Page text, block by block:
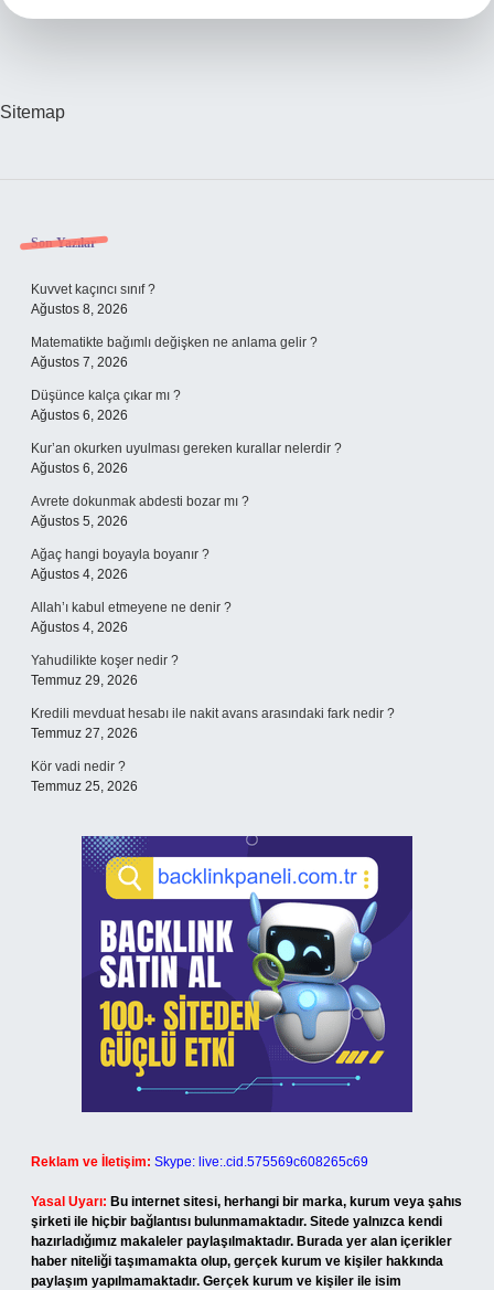
Sitemap
Sidebar
Son Yazılar
Kuvvet kaçıncı sınıf ?
Ağustos 8, 2026
Matematikte bağımlı değişken ne anlama gelir ?
Ağustos 7, 2026
Düşünce kalça çıkar mı ?
Ağustos 6, 2026
Kur’an okurken uyulması gereken kurallar nelerdir ?
Ağustos 6, 2026
Avrete dokunmak abdesti bozar mı ?
Ağustos 5, 2026
Ağaç hangi boyayla boyanır ?
Ağustos 4, 2026
Allah’ı kabul etmeyene ne denir ?
Ağustos 4, 2026
Yahudilikte koşer nedir ?
Temmuz 29, 2026
Kredili mevduat hesabı ile nakit avans arasındaki fark nedir ?
Temmuz 27, 2026
Kör vadi nedir ?
Temmuz 25, 2026
Reklam ve İletişim: Skype: live:.cid.575569c608265c69
Yasal Uyarı: Bu internet sitesi, herhangi bir marka, kurum veya şahıs
şirketi ile hiçbir bağlantısı bulunmamaktadır. Sitede yalnızca kendi
hazırladığımız makaleler paylaşılmaktadır. Burada yer alan içerikler
haber niteliği taşımamakta olup, gerçek kurum ve kişiler hakkında
paylaşım yapılmamaktadır. Gerçek kurum ve kişiler ile isim